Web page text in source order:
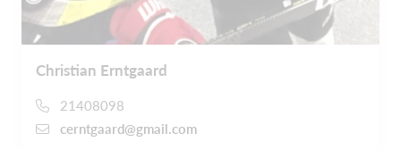
Christian Erntgaard
21408098
cerntgaard@gmail.com